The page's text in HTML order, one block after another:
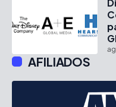
AFILIADOS